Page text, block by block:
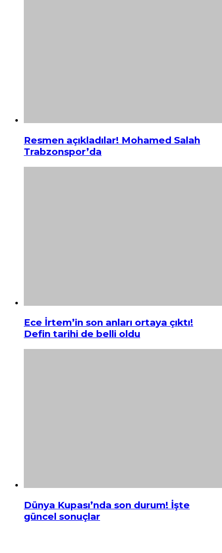
Resmen açıkladılar! Mohamed Salah
Trabzonspor’da
Ece İrtem’in son anları ortaya çıktı!
Defin tarihi de belli oldu
Dünya Kupası’nda son durum! İşte
güncel sonuçlar